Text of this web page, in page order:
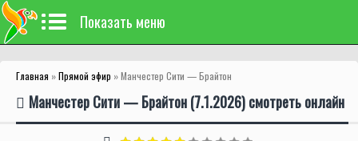
Показать меню
Главная »Прямой эфир » Манчестер Сити — Брайтон
Манчестер Сити — Брайтон (7.1.2026) смотреть онлайн